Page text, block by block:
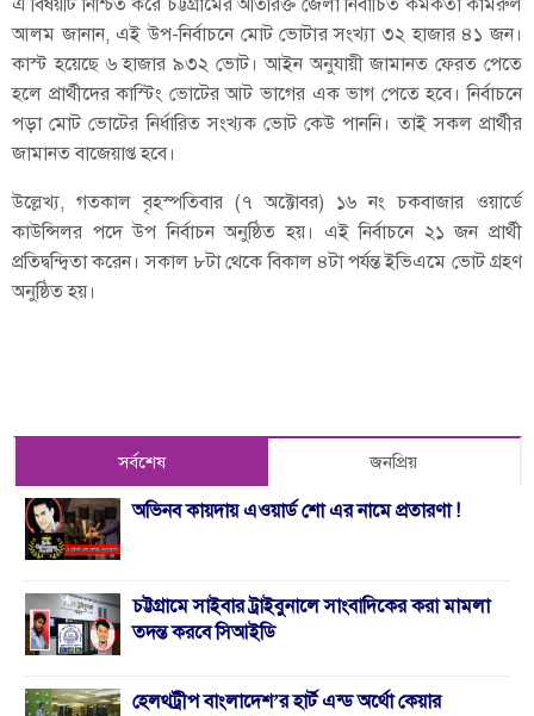
আলম জানান, এই উপ-নির্বাচনে মোট ভোটার সংখ্যা ৩২ হাজার ৪১ জন।
কাস্ট হয়েছে ৬ হাজার ৯৩২ ভোট। আইন অনুযায়ী জামানত ফেরত পেতে
হলে প্রার্থীদের কাস্টিং ভোটের আট ভাগের এক ভাগ পেতে হবে। নির্বাচনে
পড়া মোট ভোটের নির্ধারিত সংখ্যক ভোট কেউ পাননি। তাই সকল প্রার্থীর
জামানত বাজেয়াপ্ত হবে।
উল্লেখ্য, গতকাল বৃহস্পতিবার (৭ অক্টোবর) ১৬ নং চকবাজার ওয়ার্ডে
কাউন্সিলর পদে উপ নির্বাচন অনুষ্ঠিত হয়। এই নির্বাচনে ২১ জন প্রার্থী
প্রতিদ্বন্দ্বিতা করেন। সকাল ৮টা থেকে বিকাল ৪টা পর্যন্ত ইভিএমে ভোট গ্রহণ
অনুষ্ঠিত হয়।
সর্বশেষ জনপ্রিয়
অভিনব কায়দায় এওয়ার্ড শো এর নামে প্রতারণা !
চট্টগ্রামে সাইবার ট্রাইবুনালে সাংবাদিকের করা মামলা
তদন্ত করবে সিআইডি
হেলথট্রীপ বাংলাদেশ’র হার্ট এন্ড অর্থো কেয়ার